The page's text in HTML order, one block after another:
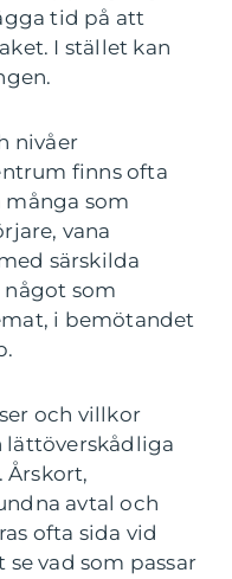
tid på att
I stället kan
nivåer
finns ofta
som
vana
särskilda
något som
i bemötandet
och villkor
lättöverskådliga
Årskort,
avtal och
ofta sida vid
vad som passar